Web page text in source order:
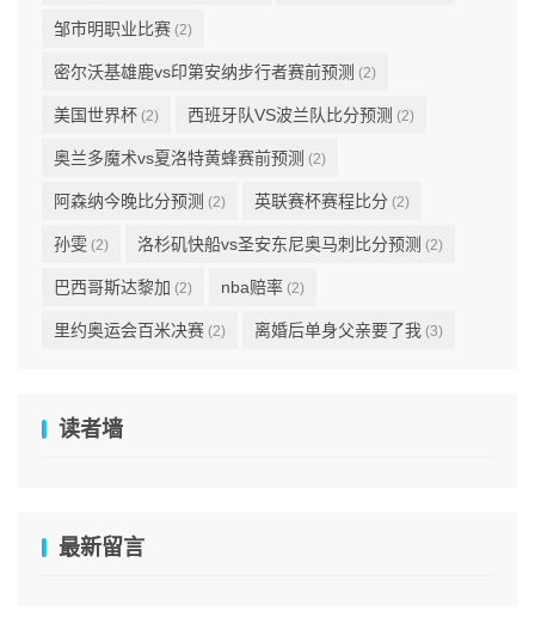
邹市明职业比赛 (2)
密尔沃基雄鹿vs印第安纳步行者赛前预测 (2)
美国世界杯 (2) 西班牙队VS波兰队比分预测 (2)
奥兰多魔术vs夏洛特黄蜂赛前预测 (2)
阿森纳今晚比分预测 (2) 英联赛杯赛程比分 (2)
孙雯 (2) 洛杉矶快船vs圣安东尼奥马刺比分预测 (2)
巴西哥斯达黎加 (2) nba赔率 (2)
里约奥运会百米决赛 (2) 离婚后单身父亲要了我 (3)
读者墙
最新留言